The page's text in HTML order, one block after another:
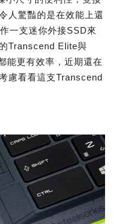
人驚豔的是在效能上還
一支迷你外接SSD來
Transcend Elite與
能更有效率，近期還在
慮看看這支Transcend